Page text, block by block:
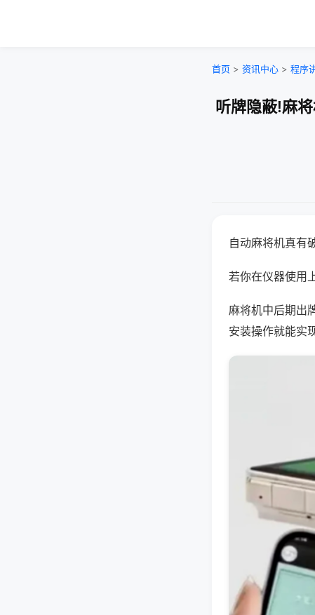
首页 > 资讯中心 > 程序
听牌隐蔽!麻
自动麻将机真有
若你在仪器使用
麻将机中后期出
安装操作就能实